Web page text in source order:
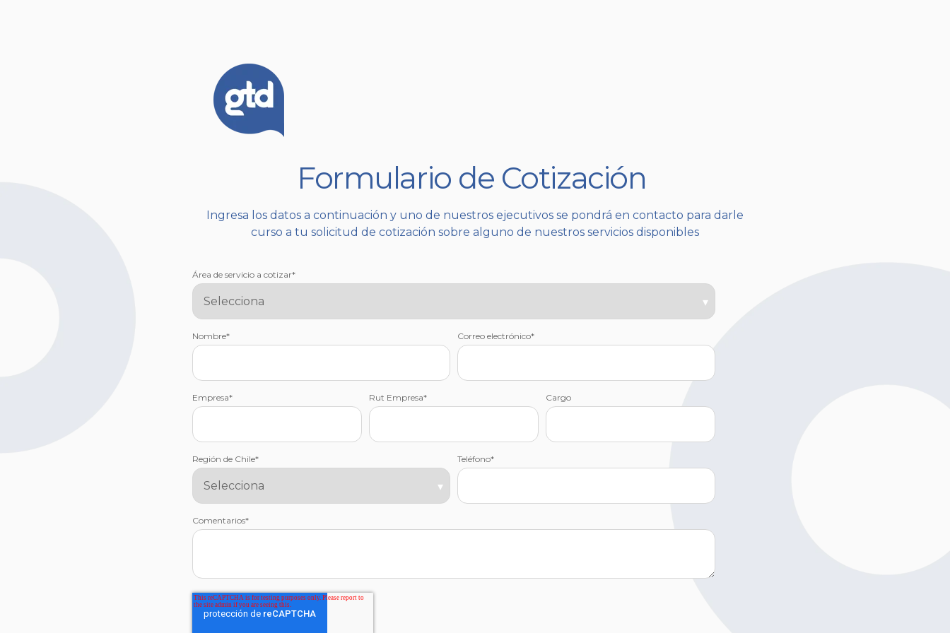
Formulario de Cotización
Ingresa los datos a continuación y uno de nuestros ejecutivos se pondrá en contacto para darle
curso a tu solicitud de cotización sobre alguno de nuestros servicios disponibles
Área de servicio a cotizar*
Nombre* Correo electrónico*
Empresa* Rut Empresa* Cargo
Región de Chile* Teléfono*
Comentarios*